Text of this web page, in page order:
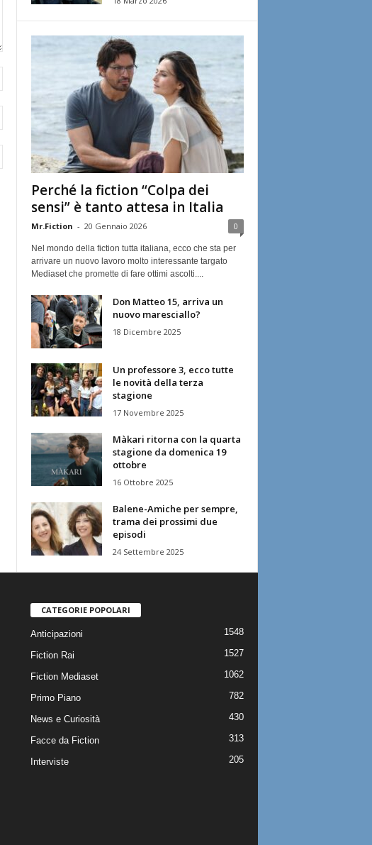
Perché la fiction “Colpa dei
sensi” è tanto attesa in Italia
Mr.Fiction - 20 Gennaio 2026 0
Nel mondo della fiction tutta italiana, ecco che sta per
arrivare un nuovo lavoro molto interessante targato
Mediaset che promette di fare ottimi ascolti....
Don Matteo 15, arriva un
nuovo maresciallo?
18 Dicembre 2025
Un professore 3, ecco tutte
le novità della terza
stagione
17 Novembre 2025
Màkari ritorna con la quarta
stagione da domenica 19
ottobre
16 Ottobre 2025
Balene-Amiche per sempre,
trama dei prossimi due
episodi
24 Settembre 2025
CATEGORIE POPOLARI
Anticipazioni 1548
Fiction Rai 1527
Fiction Mediaset 1062
Primo Piano 782
News e Curiosità 430
Facce da Fiction 313
Interviste 205